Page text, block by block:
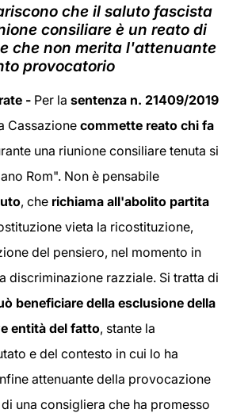
che il saluto fascista
consiliare è un reato di
che non merita l'attenuante
provocatorio
- Per la sentenza n. 21409/2019
Cassazione commette reato chi fa
una riunione consiliare tenuta si
Rom". Non è pensabile
, che richiama all'abolito partita
vieta la ricostituzione,
del pensiero, nel momento in
discriminazione razziale. Si tratta di
beneficiare della esclusione della
entità del fatto, stante la
e del contesto in cui lo ha
attenuante della provocazione
una consigliera che ha promesso